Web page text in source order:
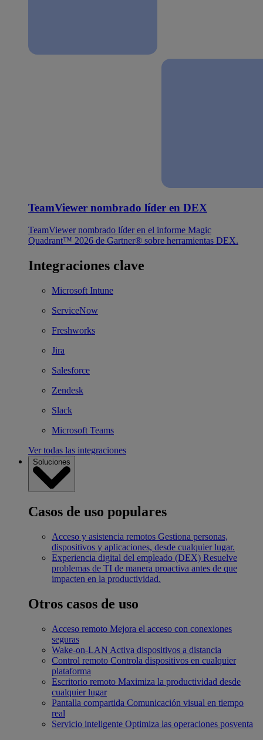
TeamViewer nombrado líder en DEX
TeamViewer nombrado líder en el informe Magic
Quadrant™ 2026 de Gartner® sobre herramientas DEX.
Integraciones clave
Microsoft Intune
ServiceNow
Freshworks
Jira
Salesforce
Zendesk
Slack
Microsoft Teams
Ver todas las integraciones
Soluciones
Casos de uso populares
Acceso y asistencia remotos Gestiona personas,
dispositivos y aplicaciones, desde cualquier lugar.
Experiencia digital del empleado (DEX) Resuelve
problemas de TI de manera proactiva antes de que
impacten en la productividad.
Otros casos de uso
Acceso remoto Mejora el acceso con conexiones
seguras
Wake-on-LAN Activa dispositivos a distancia
Control remoto Controla dispositivos en cualquier
plataforma
Escritorio remoto Maximiza la productividad desde
cualquier lugar
Pantalla compartida Comunicación visual en tiempo
real
Servicio inteligente Optimiza las operaciones posventa